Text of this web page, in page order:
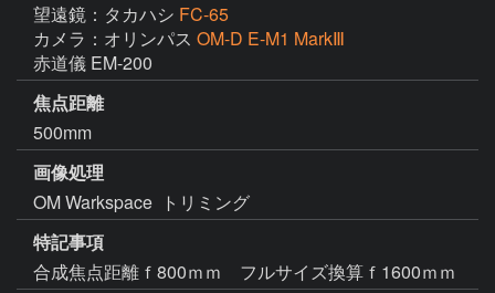
望遠鏡：タカハシ FC-65
カメラ：オリンパス OM-D E-M1 MarkⅢ
赤道儀 EM-200
焦点距離
500mm
画像処理
OM Warkspace  トリミング
特記事項
合成焦点距離ｆ800ｍｍ　フルサイズ換算ｆ1600ｍｍ